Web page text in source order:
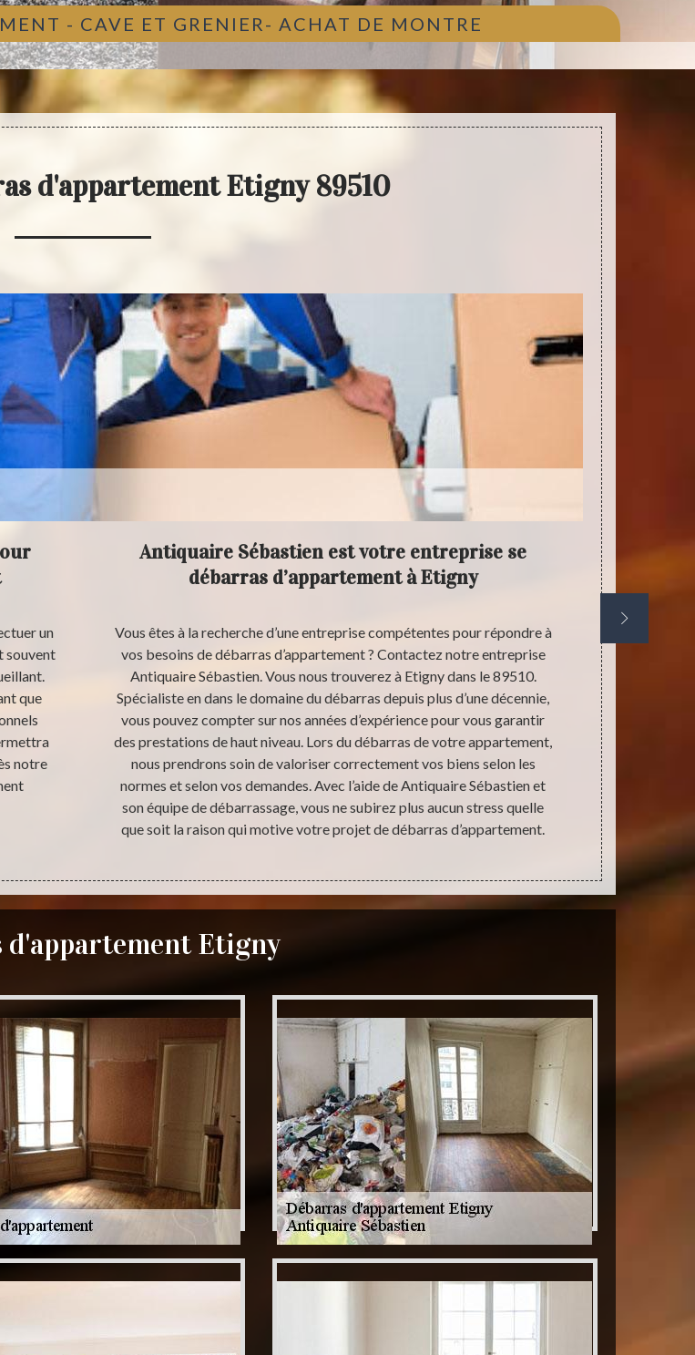
- CAVE ET GRENIER- ACHAT DE MONTRE
d'appartement Etigny 89510
un
souvent
que
notre
Antiquaire Sébastien est votre entreprise se
débarras d’appartement à Etigny
Vous êtes à la recherche d’une entreprise compétentes pour répondre à
vos besoins de débarras d’appartement ? Contactez notre entreprise
Antiquaire Sébastien. Vous nous trouverez à Etigny dans le 89510.
Spécialiste en dans le domaine du débarras depuis plus d’une décennie,
vous pouvez compter sur nos années d’expérience pour vous garantir
des prestations de haut niveau. Lors du débarras de votre appartement,
nous prendrons soin de valoriser correctement vos biens selon les
normes et selon vos demandes. Avec l’aide de Antiquaire Sébastien et
son équipe de débarrassage, vous ne subirez plus aucun stress quelle
que soit la raison qui motive votre projet de débarras d’appartement.
d'appartement Etigny